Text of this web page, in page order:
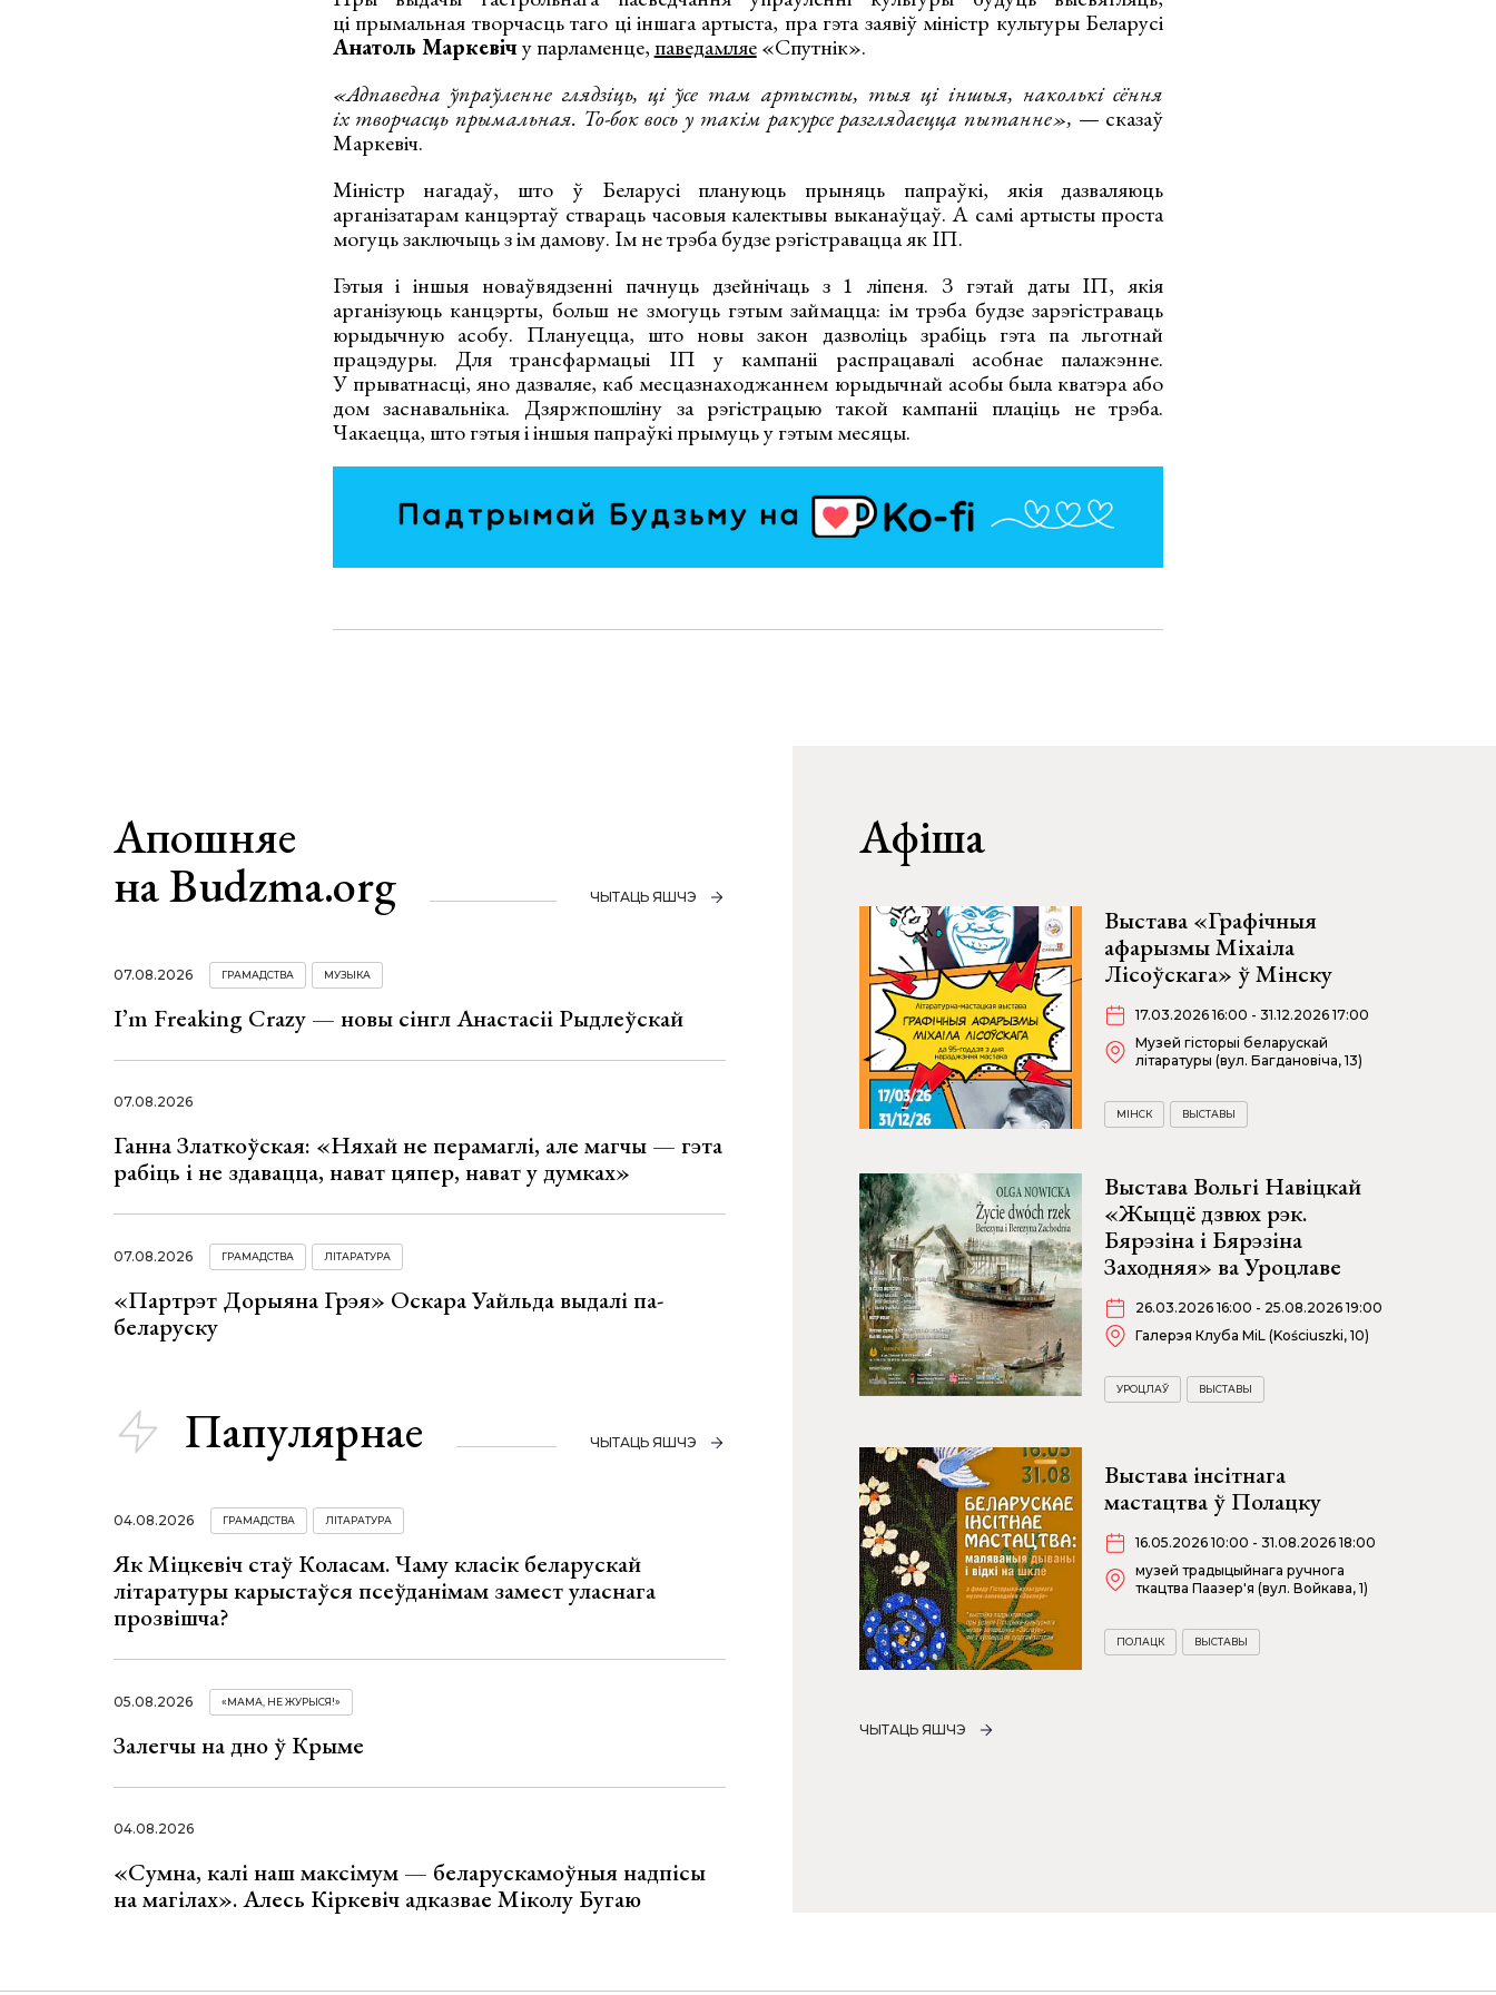
ці прымальная творчасць таго ці іншага артыста, пра гэта заявіў міністр культуры Беларусі
Анатоль Маркевічу парламенце, паведамляе«Спутнік».
«Адпаведна ўпраўленне глядзіць, ці ўсе там артысты, тыя ці іншыя, наколькі сёння
іх творчасць прымальная. То-бок вось у такім ракурсе разглядаецца пытанне», — сказаў
Маркевіч.
Міністр нагадаў, што ў Беларусі плануюць прыняць папраўкі, якія дазваляюць
арганізатарам канцэртаў ствараць часовыя калектывы выканаўцаў. А самі артысты проста
могуць заключыць з ім дамову. Ім не трэба будзе рэгістравацца як ІП.
Гэтыя і іншыя новаўвядзенні пачнуць дзейнічаць з 1 ліпеня. З гэтай даты ІП, якія
арганізуюць канцэрты, больш не змогуць гэтым займацца: ім трэба будзе зарэгістраваць
юрыдычную асобу. Плануецца, што новы закон дазволіць зрабіць гэта па льготнай
працэдуры. Для трансфармацыі ІП у кампаніі распрацавалі асобнае палажэнне.
У прыватнасці, яно дазваляе, каб месцазнаходжаннем юрыдычнай асобы была кватэра або
дом заснавальніка. Дзяржпошліну за рэгістрацыю такой кампаніі плаціць не трэба.
Чакаецца, што гэтыя і іншыя папраўкі прымуць у гэтым месяцы.
Апошняе
на Budzma.org
ЧЫТАЦЬ ЯШЧЭ
07.08.2026 ГРАМАДСТВА МУЗЫКА
I’m Freaking Crazy — новы сінгл Анастасіі Рыдлеўскай
07.08.2026
Ганна Златкоўская: «Няхай не перамаглі, але магчы — гэта
рабіць і не здавацца, нават цяпер, нават у думках»
07.08.2026 ГРАМАДСТВА ЛІТАРАТУРА
«Партрэт Дорыяна Грэя» Оскара Уайльда выдалі па-
беларуску
Папулярнае ЧЫТАЦЬ ЯШЧЭ
04.08.2026 ГРАМАДСТВА ЛІТАРАТУРА
Як Міцкевіч стаў Коласам. Чаму класік беларускай
літаратуры карыстаўся псеўданімам замест уласнага
прозвішча?
05.08.2026 «МАМА, НЕ ЖУРЫСЯ!»
Залегчы на дно ў Крыме
04.08.2026
«Сумна, калі наш максімум — беларускамоўныя надпісы
на магілах». Алесь Кіркевіч адказвае Міколу Бугаю
Афіша
Выстава «Графічныя
афарызмы Міхаіла
Лісоўскага» ў Мінску
17.03.2026 16:00 - 31.12.2026 17:00
Музей гісторыі беларускай
літаратуры (вул. Багдановіча, 13)
МІНСК ВЫСТАВЫ
Выстава Вольгі Навіцкай
«Жыццё дзвюх рэк.
Бярэзіна і Бярэзіна
Заходняя» ва Уроцлаве
26.03.2026 16:00 - 25.08.2026 19:00
Галерэя Клуба MiL (Kościuszki, 10)
УРОЦЛАЎ ВЫСТАВЫ
Выстава інсітнага
мастацтва ў Полацку
16.05.2026 10:00 - 31.08.2026 18:00
музей традыцыйнага ручнога
ткацтва Паазер'я (вул. Войкава, 1)
ПОЛАЦК ВЫСТАВЫ
ЧЫТАЦЬ ЯШЧЭ